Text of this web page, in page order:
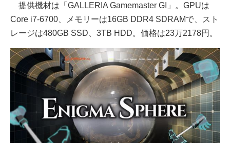
提供機材は「GALLERIA Gamemaster GI」。GPUは
Core i7-6700、メモリーは16GB DDR4 SDRAMで、スト
レージは480GB SSD、3TB HDD。価格は23万2178円。